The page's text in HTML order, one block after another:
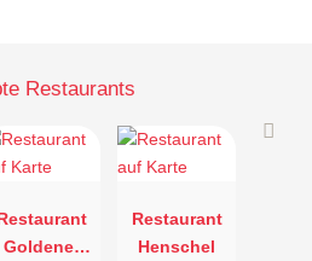
Restaurants
Goldener
Restaurant
Henschel